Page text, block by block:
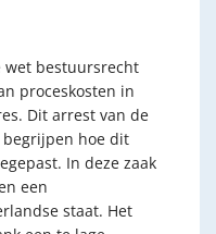
wet bestuursrecht
proceskosten in
Dit arrest van de
begrijpen hoe dit
In deze zaak
een
staat. Het